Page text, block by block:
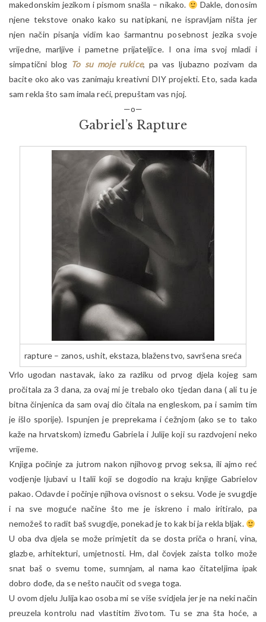
makedonskim jezikom i pismom snašla – nikako.
Dakle, donosim
njene tekstove onako kako su natipkani, ne ispravljam ništa jer
njen način pisanja vidim kao šarmantnu posebnost jezika svoje
vrijedne, marljive i pametne prijateljice. I ona ima svoj mladi i
simpatični blog To su moje rukice, pa vas ljubazno pozivam da
bacite oko ako vas zanimaju kreativni DIY projekti. Eto, sada kada
sam rekla što sam imala reći, prepuštam vas njoj.
—o—
Gabriel’s Rapture
rapture – zanos, ushit, ekstaza, blaženstvo, savršena sreća
Vrlo ugodan nastavak, iako za razliku od prvog djela kojeg sam
pročitala za 3 dana, za ovaj mi je trebalo oko tjedan dana ( ali tu je
bitna činjenica da sam ovaj dio čitala na engleskom, pa i samim tim
je išlo sporije). Ispunjen je preprekama i ćežnjom (ako se to tako
kaže na hrvatskom) između Gabriela i Julije koji su razdvojeni neko
vrijeme.
Knjiga počinje za jutrom nakon njihovog prvog seksa, ili ajmo reć
vodjenje ljubavi u Italii koji se dogodio na kraju knjige Gabrielov
pakao. Odavde i počinje njihova ovisnost o seksu. Vode je svugdje
i na sve moguće načine što me je iskreno i malo iritiralo, pa
nemožeš to radit baš svugdje, ponekad je to kak bi ja rekla bljak.
U oba dva djela se može primjetit da se dosta priča o hrani, vina,
glazbe, arhitekturi, umjetnosti. Hm, dal čovjek zaista tolko može
snat baš o svemu tome, sumnjam, al nama kao čitateljima ipak
dobro dođe, da se nešto naučit od svega toga.
U ovom djelu Julija kao osoba mi se više svidjela jer je na neki način
preuzela kontrolu nad vlastitim životom. Tu se zna šta hoće, a